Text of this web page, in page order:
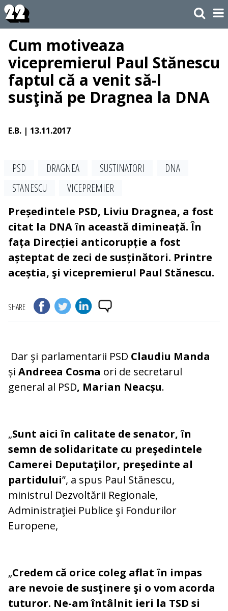
Cum motiveaza
vicepremierul Paul Stănescu
faptul că a venit să-l
susţină pe Dragnea la DNA
E.B. | 13.11.2017
PSD DRAGNEA SUSTINATORI
DNA
STANESCU
VICEPREMIER
Președintele PSD, Liviu Dragnea, a fost
citat la DNA în această dimineață. În
fața Direcției anticorupție a fost
așteptat de zeci de susținători. Printre
aceștia, şi vicepremierul Paul Stănescu.
SHARE
Dar şi parlamentarii PSD Claudiu Manda
și Andreea Cosma ori de secretarul
general al PSD, Marian Neacșu.
„Sunt aici în calitate de senator, în
semn de solidaritate cu preşedintele
Camerei Deputaţilor, preşedinte al
partidului”, a spus Paul Stănescu,
ministrul Dezvoltării Regionale,
Administraţiei Publice şi Fondurilor
Europene,
„Credem că orice coleg aflat în impas
are nevoie de susţinere şi o vom acorda
tuturor. Ne-am întâlnit ieri la TSD si